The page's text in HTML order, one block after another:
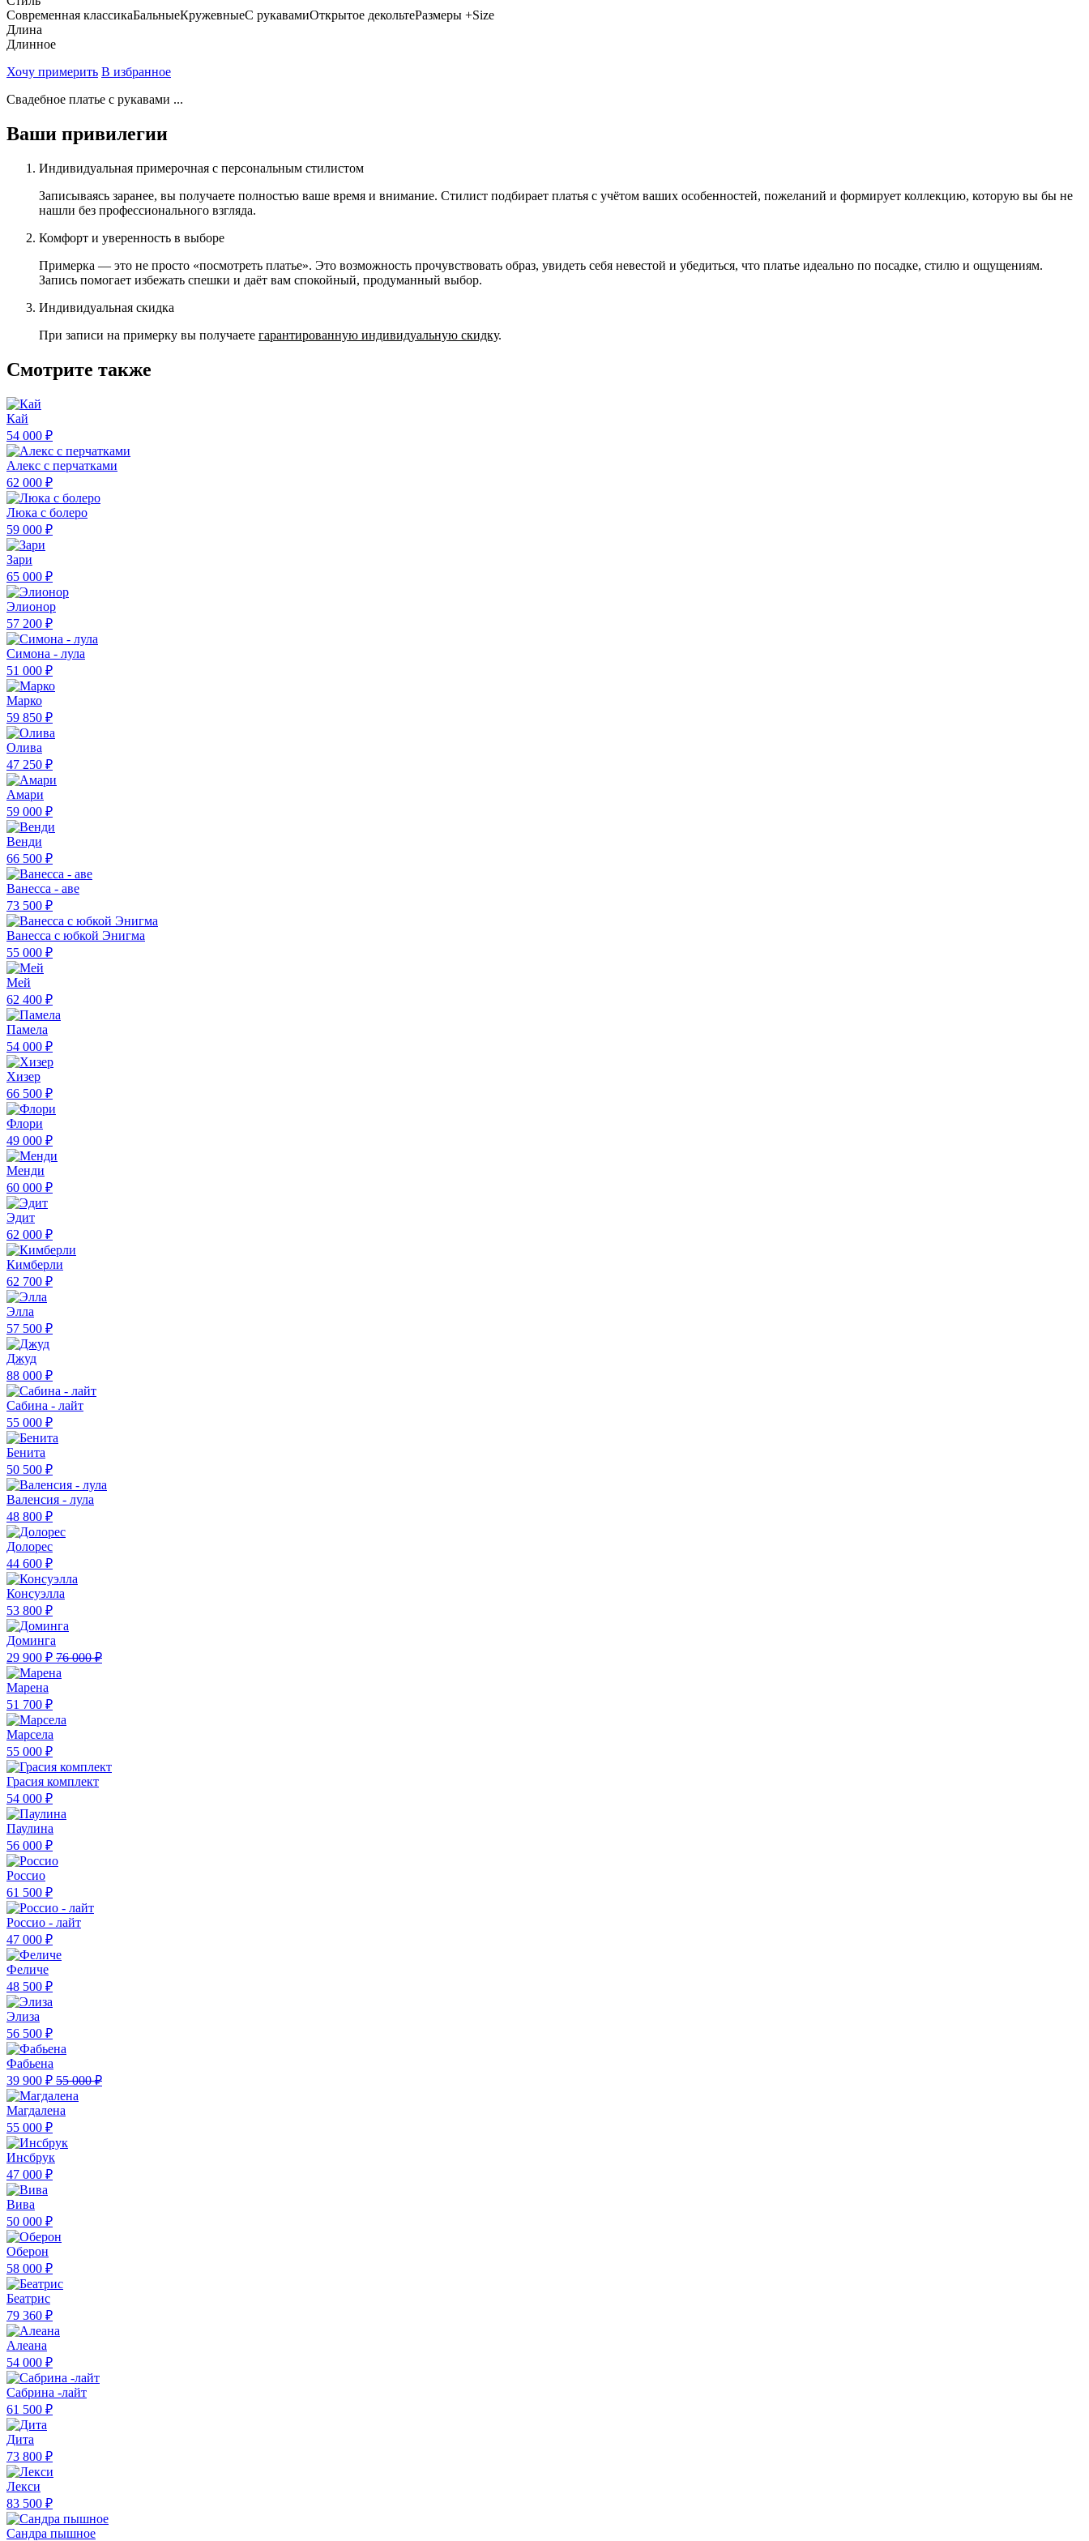
Современная классикаБальныеКружевныеС рукавамиОткрытое декольтеРазмеры +Size
Длина
Длинное
Хочу примерить В избранное
Свадебное платье с рукавами ...
Ваши привилегии
Индивидуальная примерочная с персональным стилистом
Записываясь заранее, вы получаете полностью ваше время и внимание. Стилист подбирает платья с учётом ваших особенностей, пожеланий и формирует коллекцию, которую вы бы не
нашли без профессионального взгляда.
Комфорт и уверенность в выборе
Примерка — это не просто «посмотреть платье». Это возможность прочувствовать образ, увидеть себя невестой и убедиться, что платье идеально по посадке, стилю и ощущениям.
Запись помогает избежать спешки и даёт вам спокойный, продуманный выбор.
Индивидуальная скидка
При записи на примерку вы получаете гарантированную индивидуальную скидку.
Смотрите также
Кай
54 000 ₽
Алекс с перчатками
62 000 ₽
Люка с болеро
59 000 ₽
Зари
65 000 ₽
Элионор
57 200 ₽
Симона - лула
51 000 ₽
Марко
59 850 ₽
Олива
47 250 ₽
Амари
59 000 ₽
Венди
66 500 ₽
Ванесса - аве
73 500 ₽
Ванесса с юбкой Энигма
55 000 ₽
Мей
62 400 ₽
Памела
54 000 ₽
Хизер
66 500 ₽
Флори
49 000 ₽
Менди
60 000 ₽
Эдит
62 000 ₽
Кимберли
62 700 ₽
Элла
57 500 ₽
Джуд
88 000 ₽
Сабина - лайт
55 000 ₽
Бенита
50 500 ₽
Валенсия - лула
48 800 ₽
Долорес
44 600 ₽
Консуэлла
53 800 ₽
Доминга
29 900 ₽ 76 000 ₽
Марена
51 700 ₽
Марсела
55 000 ₽
Грасия комплект
54 000 ₽
Паулина
56 000 ₽
Россио
61 500 ₽
Россио - лайт
47 000 ₽
Феличе
48 500 ₽
Элиза
56 500 ₽
Фабьена
39 900 ₽ 55 000 ₽
Магдалена
55 000 ₽
Инсбрук
47 000 ₽
Вива
50 000 ₽
Оберон
58 000 ₽
Беатрис
79 360 ₽
Алеана
54 000 ₽
Сабрина -лайт
61 500 ₽
Дита
73 800 ₽
Лекси
83 500 ₽
Сандра пышное